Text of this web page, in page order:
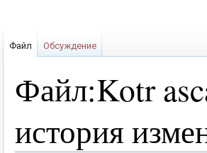
Файл:Kotr
история
Файл Обсуждение